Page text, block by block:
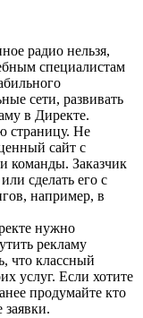
радио нельзя,
специалистам
сети, развивать
в Директе.
страницу. Не
сайт с
команды. Заказчик
сделать его с
например, в
нужно
рекламу
что классный
услуг. Если хотите
продумайте кто
заявки.